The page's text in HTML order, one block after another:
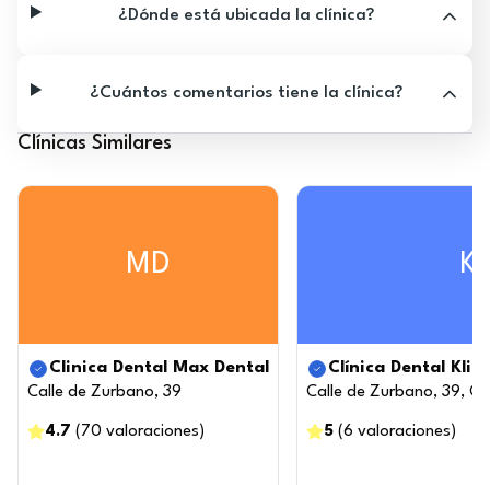
¿Dónde está ubicada la clínica?
¿Cuántos comentarios tiene la clínica?
Clínicas Similares
MD
Clinica Dental Max Dental
Calle de Zurbano, 39
4.7 ( 70 valoraciones )
Clínica Dental
Calle de Zurbano, 39,
5 (6 valoraciones )